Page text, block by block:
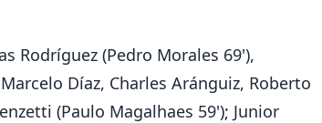
Rodríguez (Pedro Morales 69'),
Díaz, Charles Aránguiz, Roberto
(Paulo Magalhaes 59'); Junior